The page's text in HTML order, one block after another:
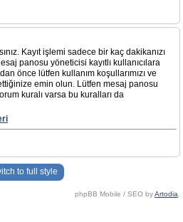
Kayıt işlemi sadece bir kaç dakikanızı
panosu yöneticisi kayıtlı kullanıcılara
önce lütfen kullanım koşullarımızı ve
emin olun. Lütfen mesaj panosu
kuralı varsa bu kuralları da
to full style
phpBB Mobile / SEO byArtodia